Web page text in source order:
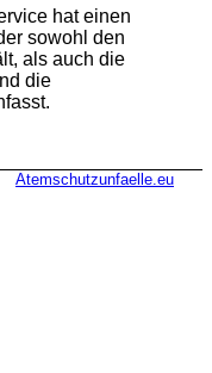
hat einen
sowohl den
als auch die
die
Atemschutzunfaelle.eu